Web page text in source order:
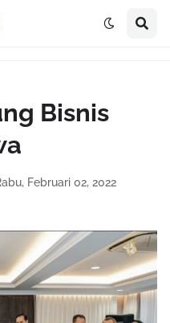
Bisnis
Februari 02, 2022